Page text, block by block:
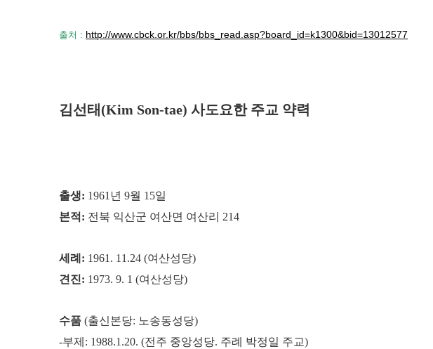
출처 : http://www.cbck.or.kr/bbs/bbs_read.asp?board_id=k1300&bid=13012577
김선태(Kim Son-tae) 사도요한 주교 약력
출생: 1961년 9월 15일
본적: 전북 익산군 여산면 여산리 214
세례: 1961. 11.24 (여산성당)
견진: 1973. 9. 1 (여산성당)
수품 (출신본당: 노송동성당)
-부제: 1988.1.20. (전주 중앙성당. 주례 박정일 주교)